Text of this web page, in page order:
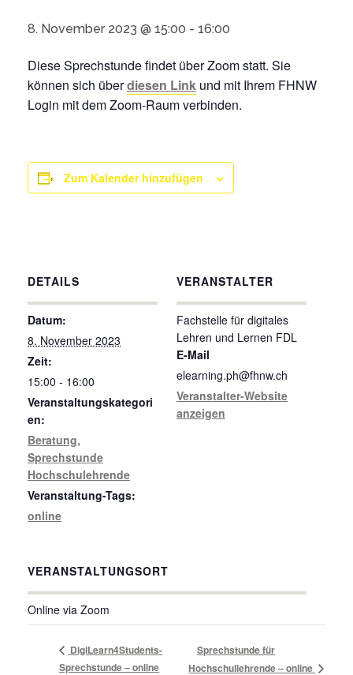
8. November 2023 @ 15:00 - 16:00
Diese Sprechstunde findet über Zoom statt. Sie
können sich überdiesen Link und mit Ihrem FHNW
Login mit dem Zoom-Raum verbinden.
Zum Kalender hinzufügen
DETAILS
Datum:
8. November 2023
Zeit:
15:00 - 16:00
Veranstaltungskategori
en:
Beratung,
Sprechstunde
Hochschulehrende
Veranstaltung-Tags:
online
VERANSTALTUNGSORT
Online via Zoom
VERANSTALTER
Fachstelle für digitales
Lehren und Lernen FDL
E-Mail
elearning.ph@fhnw.ch
Veranstalter-Website
anzeigen
DigiLearn4Students-
Sprechstunde – online
Sprechstunde für
Hochschullehrende – online